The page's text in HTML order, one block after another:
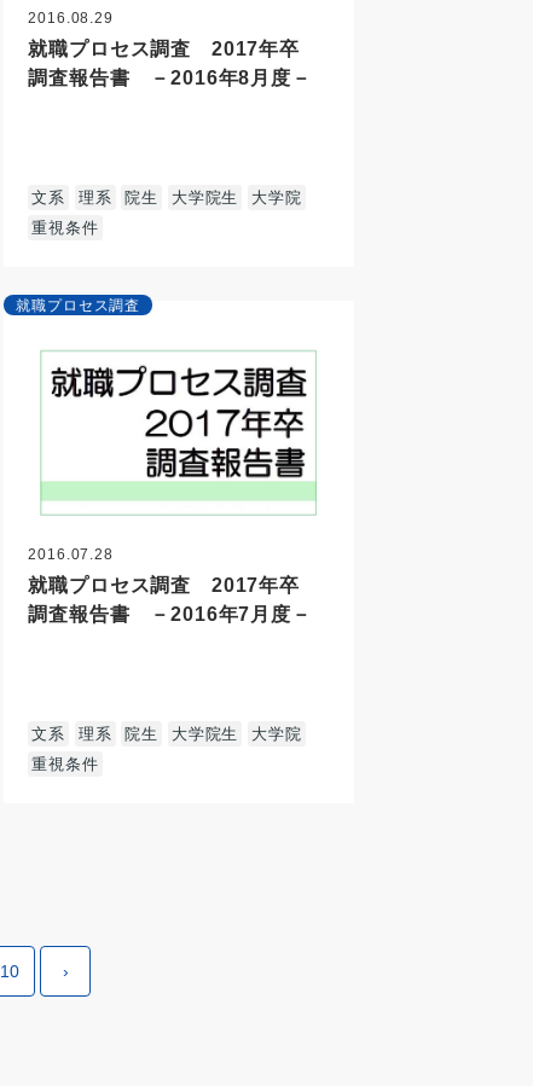
2016.08.29
就職プロセス調査 2017年卒
調査報告書 －2016年8月度－
文系 理系 院生 大学院生
大学院
重視条件
就職プロセス調査
2016.07.28
就職プロセス調査 2017年卒
調査報告書 －2016年7月度－
文系 理系 院生 大学院生
大学院
重視条件
10 ›